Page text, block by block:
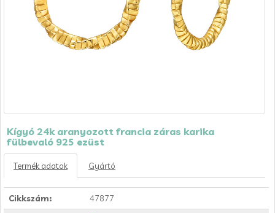
Kígyó 24k aranyozott francia záras karika
fülbevaló 925 ezüst
Termék adatok Gyártó
Cikkszám: 47877